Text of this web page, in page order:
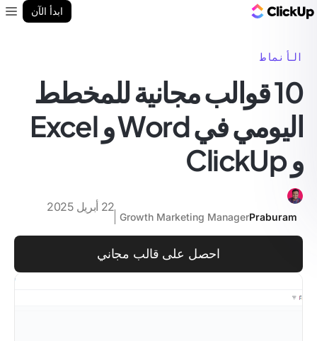
ابدأ الآن
الأنماط
10 قوالب مجانية للمخطط
اليومي في Word و Excel
و ClickUp
Praburam
Growth Marketing Manager
22 أبريل 2025
احصل على قالب مجاني